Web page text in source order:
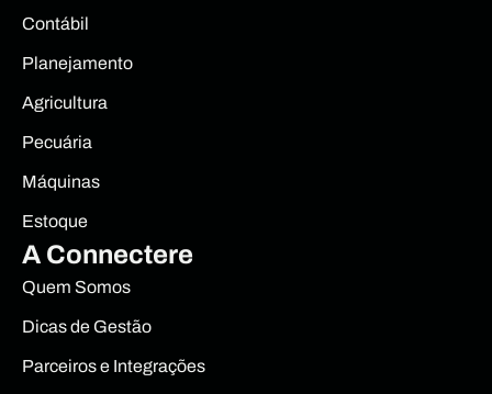
Contábil
Planejamento
Agricultura
Pecuária
Máquinas
Estoque
A Connectere
Quem Somos
Dicas de Gestão
Parceiros e Integrações